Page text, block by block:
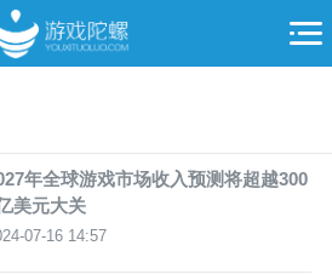
年全球游戏市场收入预测将超越300
美元大关
07-16 14:57